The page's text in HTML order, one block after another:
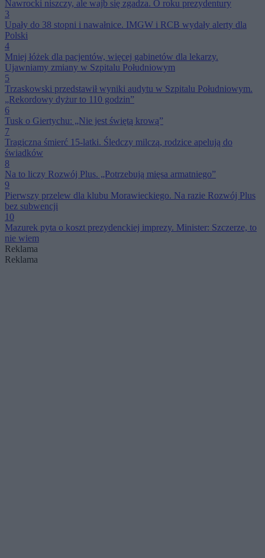
Nawrocki niszczy, ale wajb się zgadza. O roku prezydentury
3
Upały do 38 stopni i nawałnice. IMGW i RCB wydały alerty dla
Polski
4
Mniej łóżek dla pacjentów, więcej gabinetów dla lekarzy.
Ujawniamy zmiany w Szpitalu Południowym
5
Trzaskowski przedstawił wyniki audytu w Szpitalu Południowym.
„Rekordowy dyżur to 110 godzin”
6
Tusk o Giertychu: „Nie jest świętą krową”
7
Tragiczna śmierć 15-latki. Śledczy milczą, rodzice apelują do
świadków
8
Na to liczy Rozwój Plus. „Potrzebują mięsa armatniego”
9
Pierwszy przelew dla klubu Morawieckiego. Na razie Rozwój Plus
bez subwencji
10
Mazurek pyta o koszt prezydenckiej imprezy. Minister: Szczerze, to
nie wiem
Reklama
Reklama